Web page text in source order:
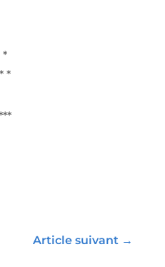
*
* *
Article suivant →